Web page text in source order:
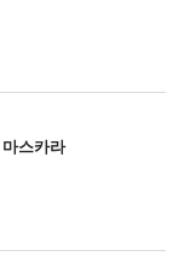
스카라